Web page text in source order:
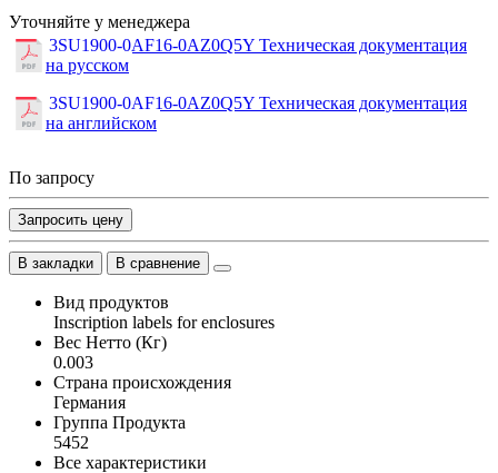
Уточняйте у менеджера
3SU1900-0AF16-0AZ0Q5Y Техническая документация
на русском
3SU1900-0AF16-0AZ0Q5Y Техническая документация
на английском
По запросу
Запросить цену
В закладки В сравнение
Вид продуктов
Inscription labels for enclosures
Вес Нетто (Кг)
0.003
Страна происхождения
Германия
Группа Продукта
5452
Все характеристики